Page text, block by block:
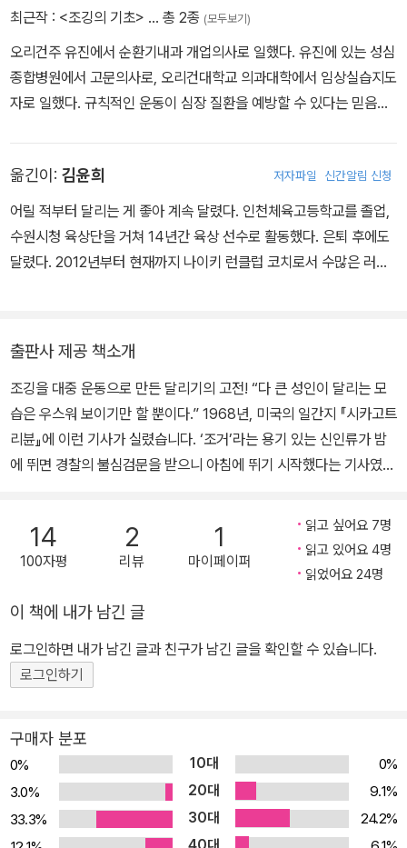
수였던 필 나이트(Phil Knight)와 함께 나이키의 전신인 블루 리본
식 발음을 따 이름을 바꾼 ‘나이키’ 브랜드는 스포츠 신발 및 의류, 용
품을 대표하는 선두주자가 되었다. 뉴질랜드 여행을 갔다가 조깅을
배웠다. 미국에 조깅 프로그램을 소개하며 ‘조깅 열풍’을 불러일으켰
최근작 : <조깅의 기초> … 총 2종 (모두보기)
오리건주 유진에서 순환기내과 개업의사로 일했다. 유진에 있는 성심
종합병원에서 고문의사로, 오리건대학교 의과대학에서 임상실습지도
자로 일했다. 규칙적인 운동이 심장 질환을 예방할 수 있다는 믿음을
옮긴이: 김윤희 저자파일 신간알림 신청
어릴 적부터 달리는 게 좋아 계속 달렸다. 인천체육고등학교를 졸업,
수원시청 육상단을 거쳐 14년간 육상 선수로 활동했다. 은퇴 후에도
달렸다. 2012년부터 현재까지 나이키 런클럽 코치로서 수많은 러너
찾기를 바라는 마음이다.
출판사 제공 책소개
조깅을 대중 운동으로 만든 달리기의 고전! “다 큰 성인이 달리는 모
습은 우스워 보이기만 할 뿐이다.” 1968년, 미국의 일간지 『시카고트
리뷴』에 이런 기사가 실렸습니다. ‘조거’라는 용기 있는 신인류가 밤
에 뛰면 경찰의 불심검문을 받으니 아침에 뛰기 시작했다는 기사였습
1960년대까지만 해도 미국에서 괴상한 행동으로 취급되었습니다.
그러면 도대체 이 조깅은 어떻게 모두가 즐기는 운동이 되었을까요?
바로 나이키의 공동창업자이자 육상선수 코치였던 빌 바우어만과 심
서부터입니다. 빌 바우어만은 뉴질랜드를 여행하다가 운동선수가 아
닌 사람들도 달리기 운동을 하는 것을 보고 영감을 받아 조깅을 배우
고 이 책을 썼습니다. 미국에서 백만 부 넘게 팔리면서 직장인과 주부
도 운동선수처럼 달릴 수 있다는 인식을 심어 주며 조깅 열풍을 불러
조깅을 하고 싶었지만 선뜻 실천하지 못하던 사람들 그리고 좀 더 즐
겁게 조깅하는 법을 알고 싶은 초보 조거들을 위해 쓰였습니다. 빌 바
우어만은 조깅이 평생 습관으로 자리 잡으려면 무엇보다 적당히, 재
미있게 할 수 있어야 한다고 생각했습니다. 올바른 자세와 발 사용법
14
100자평
2
리뷰
1
마이페이퍼
읽고 싶어요 7명
읽고 있어요 4명
읽었어요 24명
이 책에 내가 남긴 글
로그인하면 내가 남긴 글과 친구가 남긴 글을 확인할 수 있습니다.
로그인하기
구매자 분포
0% 10대
0%
3.0%
20대
9.1%
33.3%
30대
24.2%